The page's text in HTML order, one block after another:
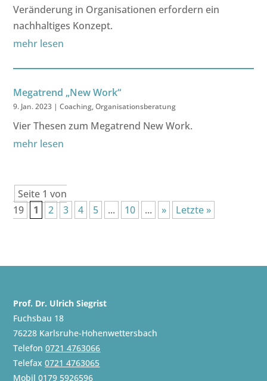
Veränderung in Organisationen erfordern ein
nachhaltiges Konzept.
mehr lesen
Megatrend „New Work“
9. Jan. 2023 |Coaching,Organisationsberatung
Vier Thesen zum Megatrend New Work.
mehr lesen
Seite 1 von
19
1 2 3 4 5 ... 10 ... » Letzte »
Prof. Dr. Ulrich Siegrist
Fuchsbau 18
76228 Karlsruhe-Hohenwettersbach
Telefon0721 4763066
Telefax0721 4763065
Mobil0179 5926596